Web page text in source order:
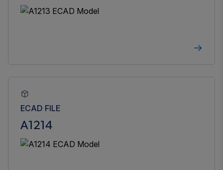
ECAD FILE
A1214